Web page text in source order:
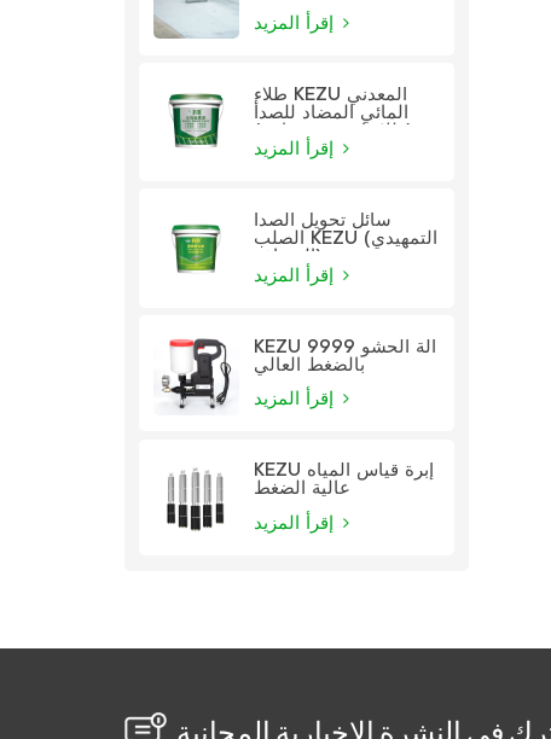
طلاء KEZU المعدني
المائي المضاد للصدأ
سائل تحويل الصدأ
الصلب KEZU (التمهيدي
KEZU 9999 آلة الحشو
بالضغط العالي
KEZU إبرة قياس المياه
عالية الضغط